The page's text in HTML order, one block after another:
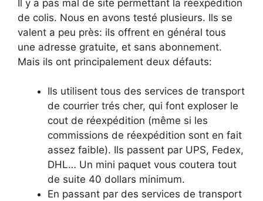
Il y a pas mal de site permettant la réexpédition
de colis. Nous en avons testé plusieurs. Ils se
valent a peu près: ils offrent en général tous
une adresse gratuite, et sans abonnement.
Mais ils ont principalement deux défauts:
Ils utilisent tous des services de transport
de courrier trés cher, qui font exploser le
cout de réexpédition (même si les
commissions de réexpédition sont en fait
assez faible). Ils passent par UPS, Fedex,
DHL… Un mini paquet vous coutera tout
de suite 40 dollars minimum.
En passant par des services de transport